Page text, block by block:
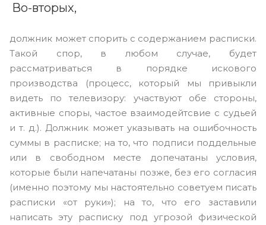
Во-вторых,
должник может спорить с содержанием расписки.
Такой спор, в любом случае, будет
рассматриваться в порядке искового
производства (процесс, который мы привыкли
видеть по телевизору: участвуют обе стороны,
активные споры, частое взаимодейтсвие с судьей
и т. д.). Должник может указывать на ошибочность
суммы в расписке; на то, что подписи поддельные
или в свободном месте допечатаны условия,
которые были напечатаны позже, без его согласия
(именно поэтому мы настоятельно советуем писать
расписки «от руки»); на то, что его заставили
написать эту расписку под угрозой физической